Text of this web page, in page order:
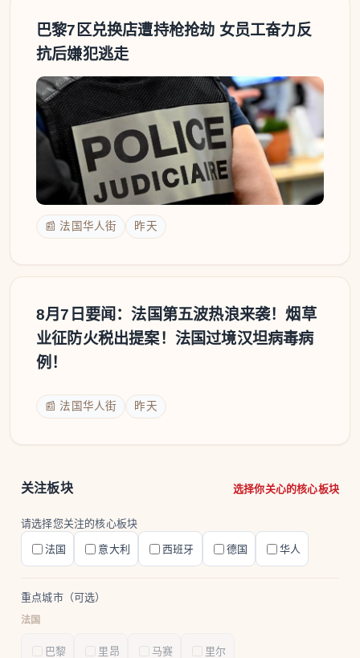
关注板块 选择你关心的核心板块
请选择您关注的核心板块
法国 意大利 西班牙 德国 华人
重点城市（可选）
法国
巴黎 里昂 马赛 里尔
巴黎7区兑换店遭持枪抢劫 女员工奋力反
抗后嫌犯逃走
📰 法国华人街 昨天
8月7日要闻：法国第五波热浪来袭！烟草
业征防火税出提案！法国过境汉坦病毒病
例！
📰 法国华人街 昨天